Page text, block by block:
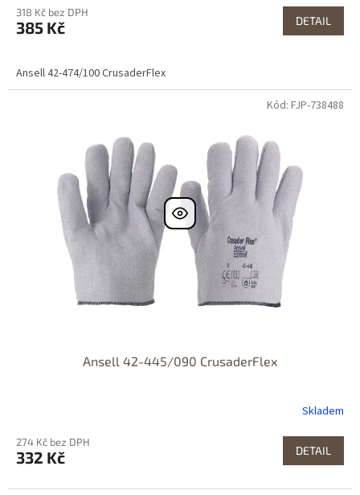
318 Kč bez DPH
385 Kč DETAIL
Ansell 42-474/100 CrusaderFlex
Ansell 42-445/090 CrusaderFlex
Skladem
274 Kč bez DPH
332 Kč DETAIL
Kód: FJP-738488